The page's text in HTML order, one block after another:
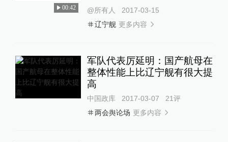
00:42 @所有人
2017-03-15
辽宁舰 更多内容
军队代表厉延明：国产航母在
整体性能上比辽宁舰有很大提
高
中国政库 2017-03-07 21评
两会舆论场 更多内容